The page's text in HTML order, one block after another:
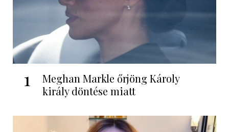
1
Meghan Markle őrjöng Károly
király döntése miatt